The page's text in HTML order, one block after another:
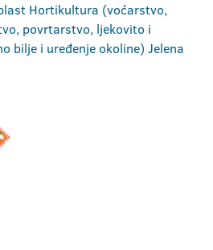
Hortikultura (voćarstvo,
povrtarstvo, ljekovito i
bilje i uređenje okoline) Jelena